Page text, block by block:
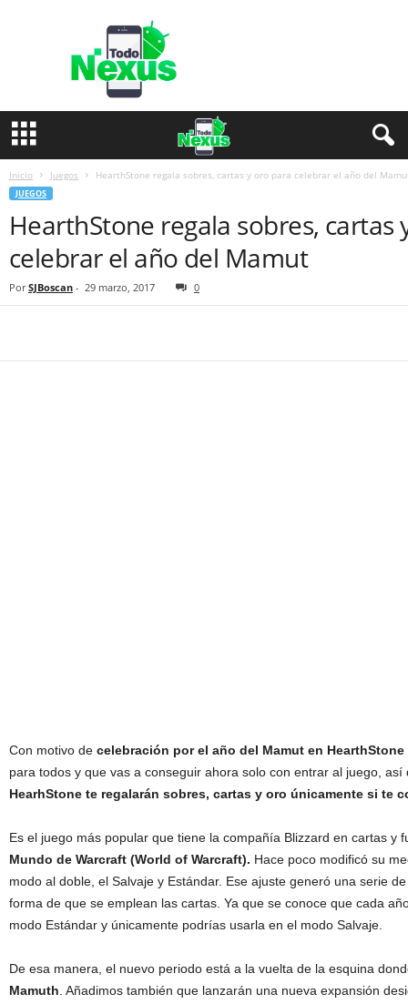
e
Inicio Juegos HearthStone regala sobres, cartas y oro para celebrar el año del
JUEGOS
HearthStone regala sobres, cartas
celebrar el año del Mamut
Por SJBoscan - 29 marzo, 2017 0
Con motivo de celebración por el año del Mamut en HearthStone
para todos y que vas a conseguir ahora solo con entrar al juego,
HearhStone te regalarán sobres, cartas y oro únicamente si te
Es el juego más popular que tiene la compañía Blizzard en cartas y
Mundo de Warcraft (World of Warcraft). Hace poco modificó su
modo al doble, el Salvaje y Estándar. Ese ajuste generó una serie
forma de que se emplean las cartas. Ya que se conoce que cada
modo Estándar y únicamente podrías usarla en el modo Salvaje.
De esa manera, el nuevo periodo está a la vuelta de la esquina
Mamuth . Añadimos también que lanzarán una nueva expansión